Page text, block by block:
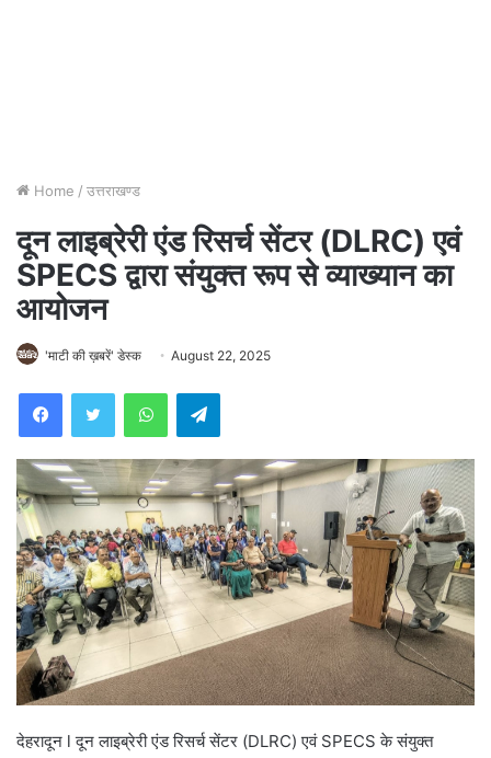
Home / उत्तराखण्ड
दून लाइब्रेरी एंड रिसर्च सेंटर (DLRC) एवं
SPECS द्वारा संयुक्त रूप से व्याख्यान का
आयोजन
'माटी की ख़बरें' डेस्क August 22, 2025
WhatsAppTelegram
देहरादून l दून लाइब्रेरी एंड रिसर्च सेंटर (DLRC) एवं SPECS के संयुक्त